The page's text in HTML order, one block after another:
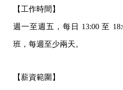
【工作時間】
週一至週五，每日 13:00 至
班，每週至少兩天。
【薪資範圍】